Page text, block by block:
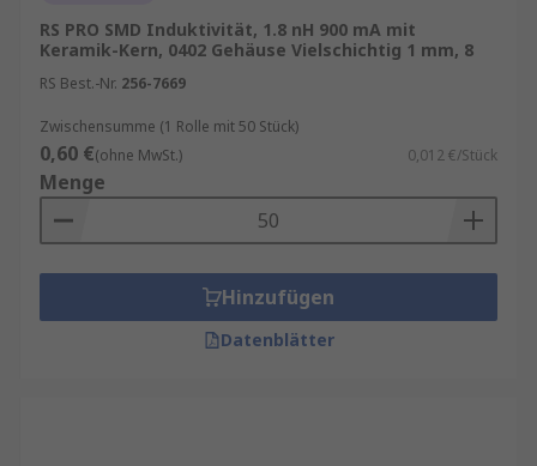
RS PRO SMD Induktivität, 1.8 nH 900 mA mit
Keramik-Kern, 0402 Gehäuse Vielschichtig 1 mm, 8
RS Best.-Nr. 256-7669
Zwischensumme (1 Rolle mit 50 Stück)
0,60 €(ohne MwSt.) 0,012 €/Stück
Menge
Hinzufügen
Datenblätter